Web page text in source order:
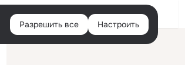
Войти
Разрешить все Настроить